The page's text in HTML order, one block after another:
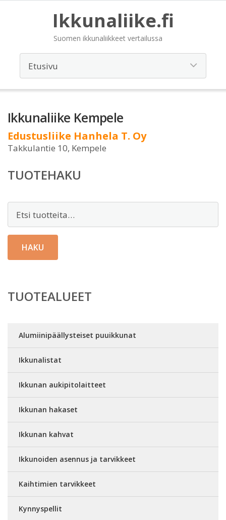
Ikkunaliike.fi
Suomen ikkunaliikkeet vertailussa
Ikkunaliike Kempele
Edustusliike Hanhela T. Oy
Takkulantie 10, Kempele
TUOTEHAKU
HAKU
TUOTEALUEET
Alumiinipäällysteiset puuikkunat
Ikkunalistat
Ikkunan aukipitolaitteet
Ikkunan hakaset
Ikkunan kahvat
Ikkunoiden asennus ja tarvikkeet
Kaihtimien tarvikkeet
Kynnyspellit